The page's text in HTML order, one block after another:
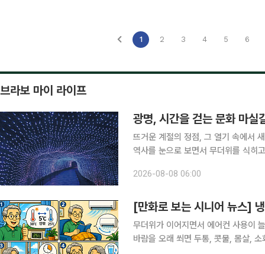
1 2 3 4 5 6
브라보 마이 라이프
광명, 시간을 걷는 문화 마실
뜨거운 계절의 정점, 그 열기 속에서
역사를 눈으로 보면서 무더위를 식히
자신이 원하는 목적형 경험을 추구한
2026-08-08 06:00
[만화로 보는 시니어 뉴스]
무더위가 이어지면서 에어컨 사용이
바람을 오래 쐬면 두통, 콧물, 몸살,